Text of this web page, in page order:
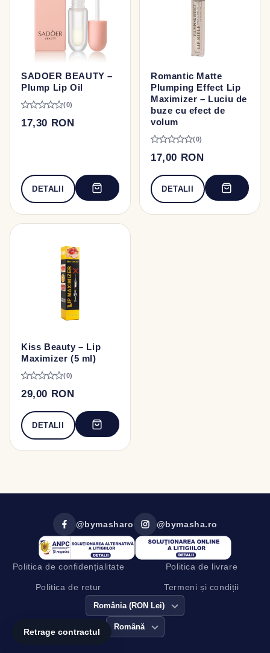
SADOER BEAUTY –
Plump Lip Oil
(0)
17,30 RON
DETALII
Romantic Matte
Plumping Effect Lip
Maximizer – Luciu de
buze cu efect de
volum
(0)
17,00 RON
DETALII
Kiss Beauty – Lip
Maximizer (5 ml)
(0)
29,00 RON
DETALII
Politica de confidențialitate Politica de livrare
Politica de retur Termeni și condiții
@bymasharo @bymasha.ro